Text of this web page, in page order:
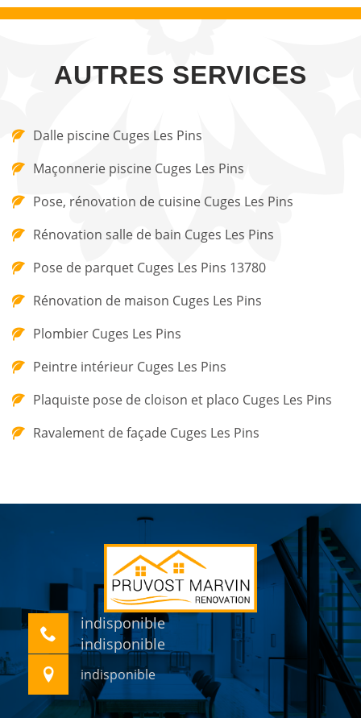
AUTRES SERVICES
Dalle piscine Cuges Les Pins
Maçonnerie piscine Cuges Les Pins
Pose, rénovation de cuisine Cuges Les Pins
Rénovation salle de bain Cuges Les Pins
Pose de parquet Cuges Les Pins 13780
Rénovation de maison Cuges Les Pins
Plombier Cuges Les Pins
Peintre intérieur Cuges Les Pins
Plaquiste pose de cloison et placo Cuges Les Pins
Ravalement de façade Cuges Les Pins
indisponible
indisponible
indisponible